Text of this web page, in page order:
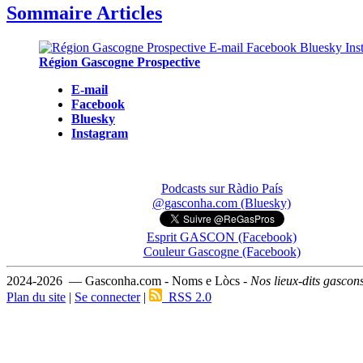
Sommaire Articles
Région Gascogne Prospective
E-mail
Facebook
Bluesky
Instagram
Podcasts sur Ràdio País
@gasconha.com (Bluesky)
Esprit GASCON (Facebook)
Couleur Gascogne (Facebook)
2024-2026 — Gasconha.com - Noms e Lòcs - Nos lieux-dits
Plan du site | Se connecter| RSS 2.0